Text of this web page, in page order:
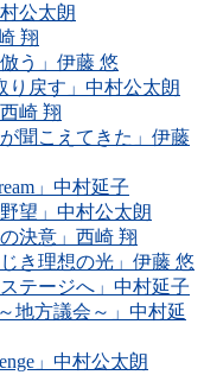
公太朗
翔
う」伊藤 悠
り戻す」中村公太朗
崎 翔
聞こえてきた」伊藤
」中村延子
望」中村公太朗
決意」西崎 翔
き理想の光」伊藤 悠
テージへ」中村延子
地方議会～」中村延
」中村公太朗